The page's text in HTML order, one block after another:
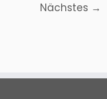
Nächstes →